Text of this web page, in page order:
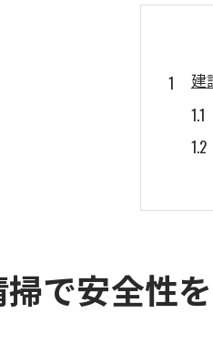
建
効
で安全性